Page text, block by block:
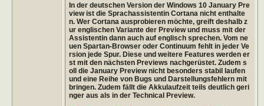
In der deutschen Version der Windows 10 January Pre
view ist die Sprachassistentin Cortana nicht enthalte
n. Wer Cortana ausprobieren möchte, greift deshalb z
ur englischen Variante der Preview und muss mit der
Assistentin dann auch auf englisch sprechen. Vom ne
uen Spartan-Browser oder Continuum fehlt in jeder Ve
rsion jede Spur. Diese und weitere Features werden er
st mit den nächsten Previews nachgerüstet. Zudem s
oll die January Preview nicht besonders stabil laufen
und eine Reihe von Bugs und Darstellungsfehlern mit
bringen. Zudem fällt die Akkulaufzeit teils deutlich geri
nger aus als in der Technical Preview.